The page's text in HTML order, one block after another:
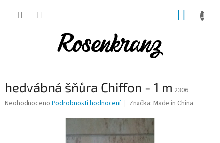
hedvábná šňůra Chiffon - 1 m 2306
Průměrné
Neohodnoceno Podrobnosti hodnocení Značka: Made in China